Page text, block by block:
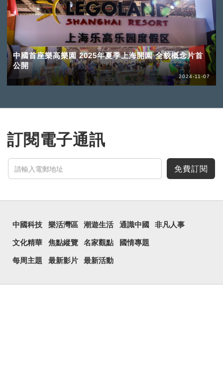
中國首座樂高樂園 2025年夏季上海開園 全貌概念片首
公開
2024-11-07
訂閱電子通訊
免費訂閱
中國科技 樂活灣區 潮遊生活 通識中國 非凡人事
文化精華 焦點縱覽 名家觀點 國情專題
每周主題 最新影片 最新活動